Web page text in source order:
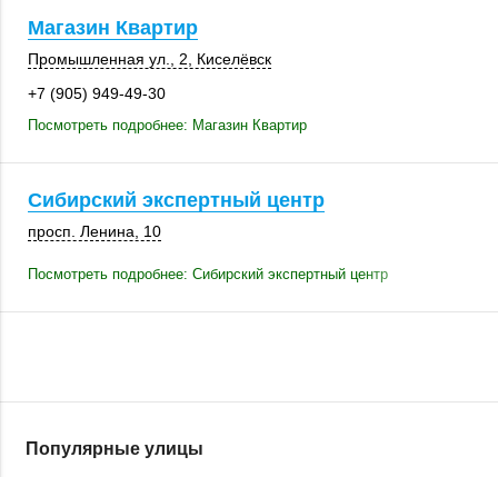
Магазин Квартир
Промышленная ул., 2
Киселёвск
+7 (905) 949-49-30
Посмотреть подробнее: Магазин Квартир
Сибирский экспертный центр
просп. Ленина, 10
Посмотреть подробнее: Сибирский экспертный центр
Популярные улицы